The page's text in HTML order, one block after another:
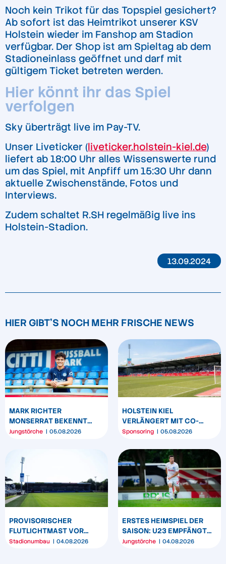
Noch kein Trikot für das Topspiel gesichert?
Ab sofort ist das Heimtrikot unserer KSV
Holstein wieder im Fanshop am Stadion
verfügbar. Der Shop ist am Spieltag ab dem
Stadioneinlass geöffnet und darf mit
gültigem Ticket betreten werden.
Hier könnt ihr das Spiel
verfolgen
Sky überträgt live im Pay-TV.
Unser Liveticker (liveticker.holstein-kiel.de)
liefert ab 18:00 Uhr alles Wissenswerte rund
um das Spiel, mit Anpfiff um 15:30 Uhr dann
aktuelle Zwischenstände, Fotos und
Interviews.
Zudem schaltet R.SH regelmäßig live ins
Holstein-Stadion.
13.09.2024
HIER GIBT'S NOCH MEHR FRISCHE NEWS
MARK RICHTER
MONSERRAT BEKENNT
SICH LANGFRISTIG ZUR
Jungstörche 05.08.2026
HOLSTEIN KIEL
VERLÄNGERT MIT CO-
SPONSOR SPREHE
Sponsoring 05.08.2026
PROVISORISCHER
FLUTLICHTMAST VOR
WESTTRIBÜNE WIRD
Stadionumbau 04.08.2026
ERSTES HEIMSPIEL DER
SAISON: U23 EMPFÄNGT
HEIDER SV
Jungstörche 04.08.2026